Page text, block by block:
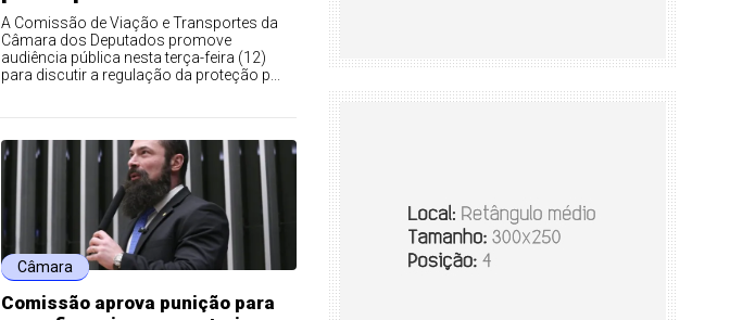
A Comissão de Viação e Transportes da
Câmara dos Deputados promove
audiência pública nesta terça-feira (12)
para discutir a regulação da proteção p...
Câmara
Comissão aprova punição para